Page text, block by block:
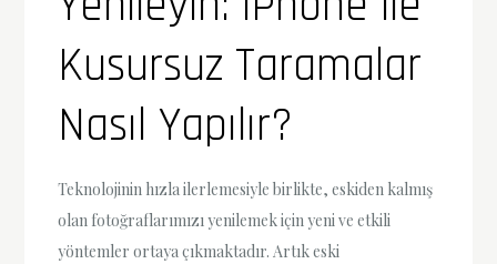
Kusursuz Taramalar
Nasıl Yapılır?
Teknolojinin hızla ilerlemesiyle birlikte, eskiden kalmış
olan fotoğraflarımızı yenilemek için yeni ve etkili
yöntemler ortaya çıkmaktadır. Artık eski